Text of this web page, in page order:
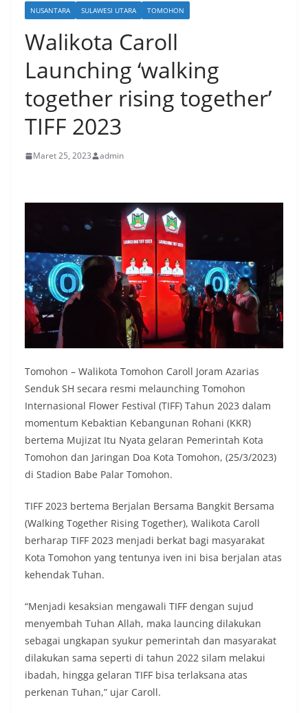
NUSANTARA SULAWESI UTARA TOMOHON
Walikota Caroll
Launching ‘walking
together rising together’
TIFF 2023
Maret 25, 2023 admin
Tomohon – Walikota Tomohon Caroll Joram Azarias
Senduk SH secara resmi melaunching Tomohon
Internasional Flower Festival (TIFF) Tahun 2023 dalam
momentum Kebaktian Kebangunan Rohani (KKR)
bertema Mujizat Itu Nyata gelaran Pemerintah Kota
Tomohon dan Jaringan Doa Kota Tomohon, (25/3/2023)
di Stadion Babe Palar Tomohon.
TIFF 2023 bertema Berjalan Bersama Bangkit Bersama
(Walking Together Rising Together), Walikota Caroll
berharap TIFF 2023 menjadi berkat bagi masyarakat
Kota Tomohon yang tentunya iven ini bisa berjalan atas
kehendak Tuhan.
“Menjadi kesaksian mengawali TIFF dengan sujud
menyembah Tuhan Allah, maka launcing dilakukan
sebagai ungkapan syukur pemerintah dan masyarakat
dilakukan sama seperti di tahun 2022 silam melakui
ibadah, hingga gelaran TIFF bisa terlaksana atas
perkenan Tuhan,” ujar Caroll.